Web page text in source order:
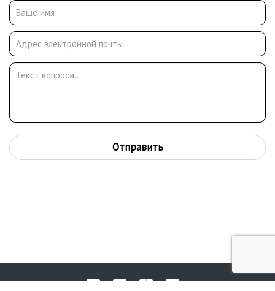
многочисленных выставок по всему миру. Был награждён
золотыми и серебряными государственными медалями
Австрии. Член Мюнхенской ассоциации искусств и
Ассоциации берлинских художников. Работы представлены в
ХМ Берлина, Мюнхена, Дессау, Веймара, Вены и других
городов.
Отправить